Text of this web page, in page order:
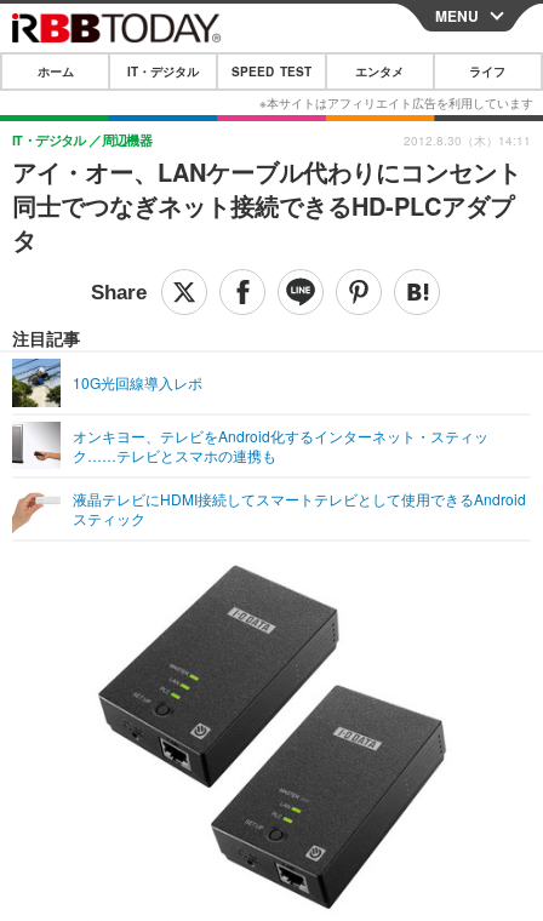
CLOSE
ホーム
IT・デジタル
IT・デジタルTOP スマートフォン
ネタ
ショッピング その他
SPEED TEST
エンタメ
エンタメTOP 映画・ドラマ
音楽
グラビア ブログ
ペット
その他
リリース一覧
プッシュ通知の停止方法
MENU
ホーム IT・デジタル SPEED TEST エンタメ ライフ
アイ・オー、LANケーブル代わりにコンセント
同士でつなぎネット接続できるHD-PLCアダプ
タ
IT・デジタル 周辺機器
注目記事
10G光回線導入レポ
オンキヨー、テレビをAndroid化するインターネット・スティッ
ク……テレビとスマホの連携も
液晶テレビにHDMI接続してスマートテレビとして使用できるAndroid
スティック
2012.8.30（木）14:11